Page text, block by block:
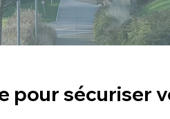
pour sécuriser